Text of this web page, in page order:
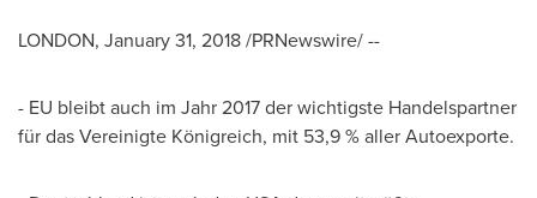
LONDON, January 31, 2018/PRNewswire/ --
- EU bleibt auch im Jahr 2017 der wichtigste Handelspartner
für das Vereinigte Königreich, mit 53,9 % aller Autoexporte.